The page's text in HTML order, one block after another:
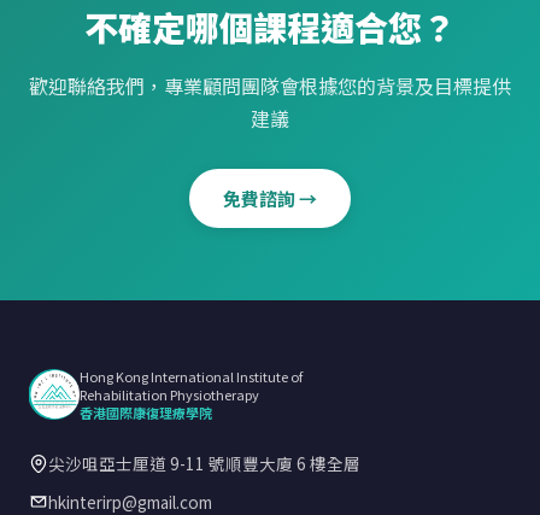
不確定哪個課程適合您？
歡迎聯絡我們，專業顧問團隊會根據您的背景及目標提供
建議
免費諮詢 →
Hong Kong International Institute of
Rehabilitation Physiotherapy
香港國際康復理療學院
尖沙咀亞士厘道 9-11 號順豐大廈 6 樓全層
hkinterirp@gmail.com